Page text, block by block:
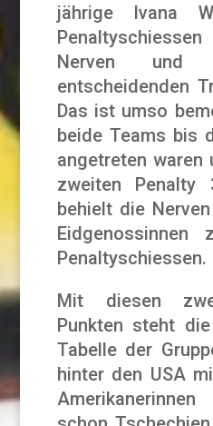
jährige Ivana
Nerven und
entscheidenden
Das ist umso
beide Teams bis
angetreten waren
zweiten Penalty
behielt die
Eidgenossinnen
Penaltyschiessen.
Mit diesen
Punkten steht
Tabelle der
hinter den USA